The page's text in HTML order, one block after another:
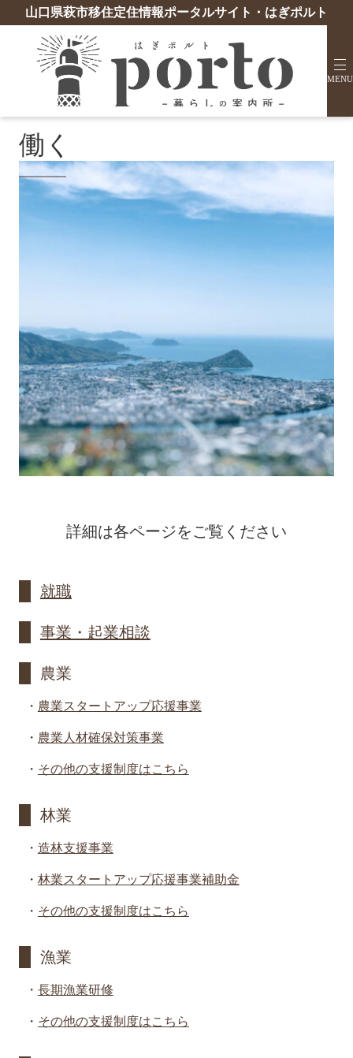
山口県萩市移住定住情報ポータルサイト・はぎポルト
働く
詳細は各ページをご覧ください
就職
事業・起業相談
農業
・ 農業スタートアップ応援事業
・ 農業人材確保対策事業
・ その他の支援制度はこちら
林業
・ 造林支援事業
・ 林業スタートアップ応援事業補助金
・ その他の支援制度はこちら
漁業
・ 長期漁業研修
・ その他の支援制度はこちら